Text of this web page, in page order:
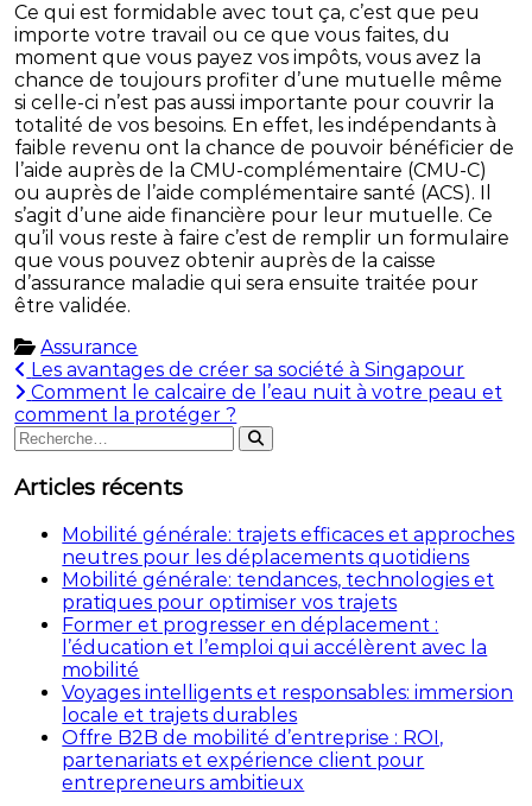
Ce qui est formidable avec tout ça, c’est que peu
importe votre travail ou ce que vous faites, du
moment que vous payez vos impôts, vous avez la
chance de toujours profiter d’une mutuelle même
si celle-ci n’est pas aussi importante pour couvrir la
totalité de vos besoins. En effet, les indépendants à
faible revenu ont la chance de pouvoir bénéficier de
l’aide auprès de la CMU-complémentaire (CMU-C)
ou auprès de l’aide complémentaire santé (ACS). Il
s’agit d’une aide financière pour leur mutuelle. Ce
qu’il vous reste à faire c’est de remplir un formulaire
que vous pouvez obtenir auprès de la caisse
d’assurance maladie qui sera ensuite traitée pour
être validée.
Assurance
Navigation
de
l’article
Les avantages de créer sa société à Singapour
Comment le calcaire de l’eau nuit à votre peau et
comment la protéger ?
Rechercher
Rechercher
Articles récents
Mobilité générale: trajets efficaces et approches
neutres pour les déplacements quotidiens
Mobilité générale: tendances, technologies et
pratiques pour optimiser vos trajets
Former et progresser en déplacement :
l’éducation et l’emploi qui accélèrent avec la
mobilité
Voyages intelligents et responsables: immersion
locale et trajets durables
Offre B2B de mobilité d’entreprise : ROI,
partenariats et expérience client pour
entrepreneurs ambitieux